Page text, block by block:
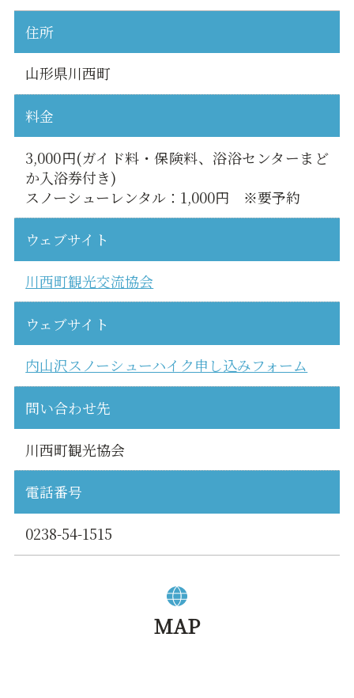
住所
山形県川西町
料金
3,000円(ガイド料・保険料、浴浴センターまど
か入浴券付き)
スノーシューレンタル：1,000円 ※要予約
ウェブサイト
川西町観光交流協会
ウェブサイト
内山沢スノーシューハイク申し込みフォーム
問い合わせ先
川西町観光協会
電話番号
0238-54-1515
MAP